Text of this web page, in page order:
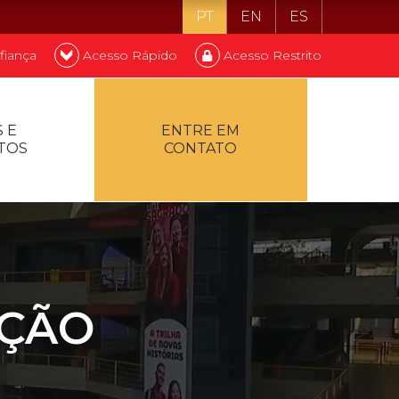
PT EN ES
Acesso Rápido Acesso Restrito
E
ENTRE EM
CONTATO